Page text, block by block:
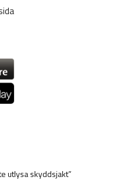
utlysa skyddsjakt”